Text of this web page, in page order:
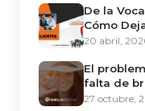
De la
Cómo
20 abril,
El
falta de
27 octubre,